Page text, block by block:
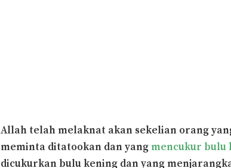
Allah telah melaknat akan sekelian orang
meminta ditatookan dan yangmencukur bulu
dicukurkan bulu kening dan yang